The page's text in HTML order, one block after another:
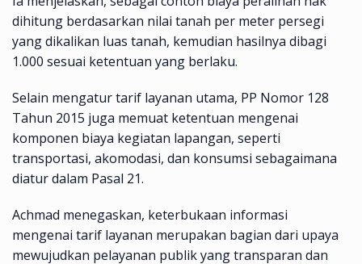
dihitung berdasarkan nilai tanah per meter persegi
yang dikalikan luas tanah, kemudian hasilnya dibagi
1.000 sesuai ketentuan yang berlaku.
Selain mengatur tarif layanan utama, PP Nomor 128
Tahun 2015 juga memuat ketentuan mengenai
komponen biaya kegiatan lapangan, seperti
transportasi, akomodasi, dan konsumsi sebagaimana
diatur dalam Pasal 21.
Achmad menegaskan, keterbukaan informasi
mengenai tarif layanan merupakan bagian dari upaya
mewujudkan pelayanan publik yang transparan dan